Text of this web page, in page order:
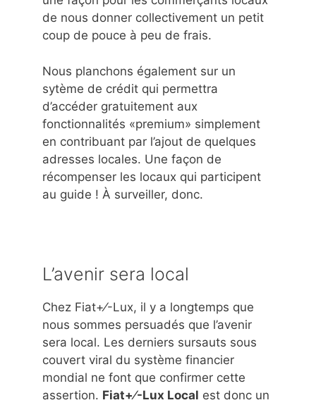
de nous donner collectivement un petit
coup de pouce à peu de frais.
Nous planchons également sur un
sytème de crédit qui permettra
d’accéder gratuitement aux
fonctionnalités «premium» simplement
en contribuant par l’ajout de quelques
adresses locales. Une façon de
récompenser les locaux qui participent
au guide ! À surveiller, donc.
L’avenir sera local
Chez Fiat+⁄-Lux, il y a longtemps que
nous sommes persuadés que l’avenir
sera local. Les derniers sursauts sous
couvert viral du système financier
mondial ne font que confirmer cette
assertion. Fiat+⁄-Lux Local est donc un